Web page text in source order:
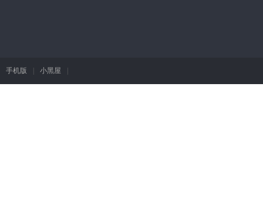
手机版 | 小黑屋 |